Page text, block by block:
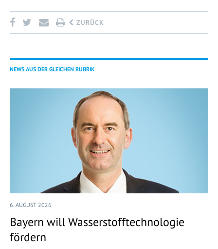
ZURÜCK
NEWS AUS DER GLEICHEN RUBRIK
6. AUGUST 2026
Bayern will Wasserstofftechnologie
fördern